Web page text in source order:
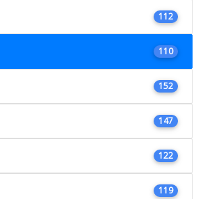
112
110
152
147
122
119